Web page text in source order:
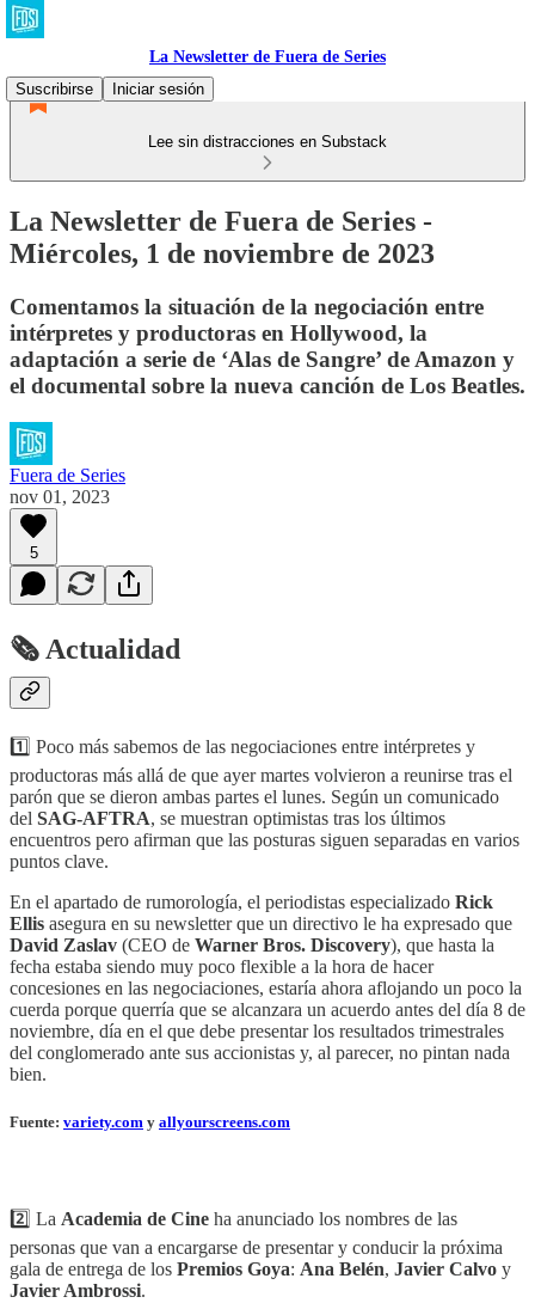
La Newsletter de Fuera de Series
Suscribirse
Iniciar sesión
Lee sin distracciones en Substack
La Newsletter de Fuera de Series -
Miércoles, 1 de noviembre de 2023
Comentamos la situación de la negociación entre
intérpretes y productoras en Hollywood, la
adaptación a serie de ‘Alas de Sangre’ de Amazon y
el documental sobre la nueva canción de Los Beatles.
Fuera de Series
nov 01, 2023
5
🗞 Actualidad
1️⃣ Poco más sabemos de las negociaciones entre intérpretes y
productoras más allá de que ayer martes volvieron a reunirse tras el
parón que se dieron ambas partes el lunes. Según un comunicado
del SAG-AFTRA, se muestran optimistas tras los últimos
encuentros pero afirman que las posturas siguen separadas en varios
puntos clave.
En el apartado de rumorología, el periodistas especializado Rick
Ellis asegura en su newsletter que un directivo le ha expresado que
David Zaslav (CEO de Warner Bros. Discovery), que hasta la
fecha estaba siendo muy poco flexible a la hora de hacer
concesiones en las negociaciones, estaría ahora aflojando un poco la
cuerda porque querría que se alcanzara un acuerdo antes del día 8 de
noviembre, día en el que debe presentar los resultados trimestrales
del conglomerado ante sus accionistas y, al parecer, no pintan nada
bien.
Fuente: variety.com y allyourscreens.com
2️⃣ La Academia de Cine ha anunciado los nombres de las
personas que van a encargarse de presentar y conducir la próxima
gala de entrega de los Premios Goya: Ana Belén, Javier Calvo y
Javier Ambrossi.